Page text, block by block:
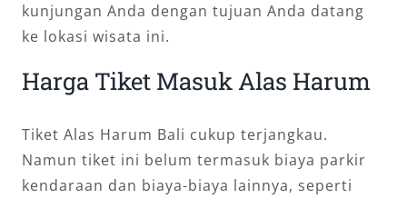
kunjungan Anda dengan tujuan Anda datang
ke lokasi wisata ini.
Harga Tiket Masuk Alas Harum
Tiket Alas Harum Bali cukup terjangkau.
Namun tiket ini belum termasuk biaya parkir
kendaraan dan biaya-biaya lainnya, seperti